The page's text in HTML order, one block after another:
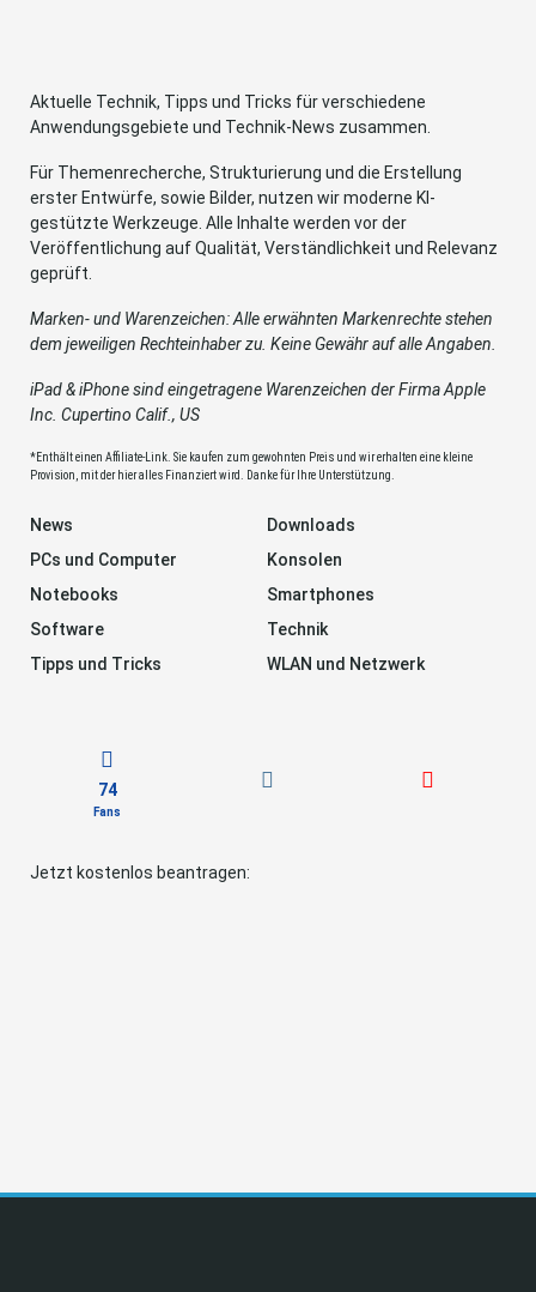
Aktuelle Technik, Tipps und Tricks für verschiedene
Anwendungsgebiete und Technik-News zusammen.
Für Themenrecherche, Strukturierung und die Erstellung
erster Entwürfe, sowie Bilder, nutzen wir moderne KI-
gestützte Werkzeuge. Alle Inhalte werden vor der
Veröffentlichung auf Qualität, Verständlichkeit und Relevanz
geprüft.
Marken- und Warenzeichen: Alle erwähnten Markenrechte stehen
dem jeweiligen Rechteinhaber zu. Keine Gewähr auf alle Angaben.
iPad & iPhone sind eingetragene Warenzeichen der Firma Apple
Inc. Cupertino Calif., US
*Enthält einen Affiliate-Link. Sie kaufen zum gewohnten Preis und wir erhalten eine kleine
Provision, mit der hier alles Finanziert wird. Danke für Ihre Unterstützung.
News
Downloads
PCs und Computer
Konsolen
Notebooks
Smartphones
Software
Technik
Tipps und Tricks
WLAN und Netzwerk
74
Fans
Jetzt kostenlos beantragen: